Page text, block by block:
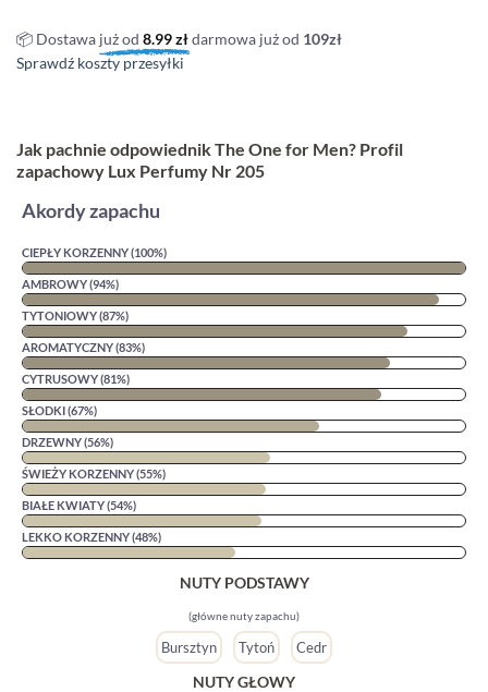
📦 Dostawa już od 8.99złdarmowa już od 109zł
Sprawdź koszty przesyłki
Jak pachnie odpowiednik The One for Men? Profil
zapachowy Lux Perfumy Nr 205
Akordy zapachu
CIEPŁY KORZENNY (100%)
AMBROWY (94%)
TYTONIOWY (87%)
AROMATYCZNY (83%)
CYTRUSOWY (81%)
SŁODKI (67%)
DRZEWNY (56%)
ŚWIEŻY KORZENNY (55%)
BIAŁE KWIATY (54%)
LEKKO KORZENNY (48%)
NUTY PODSTAWY
(główne nuty zapachu)
Bursztyn Tytoń Cedr
NUTY GŁOWY